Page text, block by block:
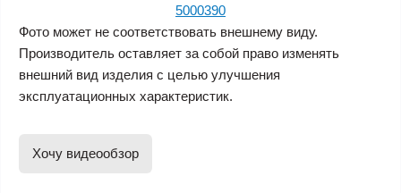
Фото может не соответствовать внешнему виду.
Производитель оставляет за собой право изменять
внешний вид изделия с целью улучшения
эксплуатационных характеристик.
Хочу видеообзор